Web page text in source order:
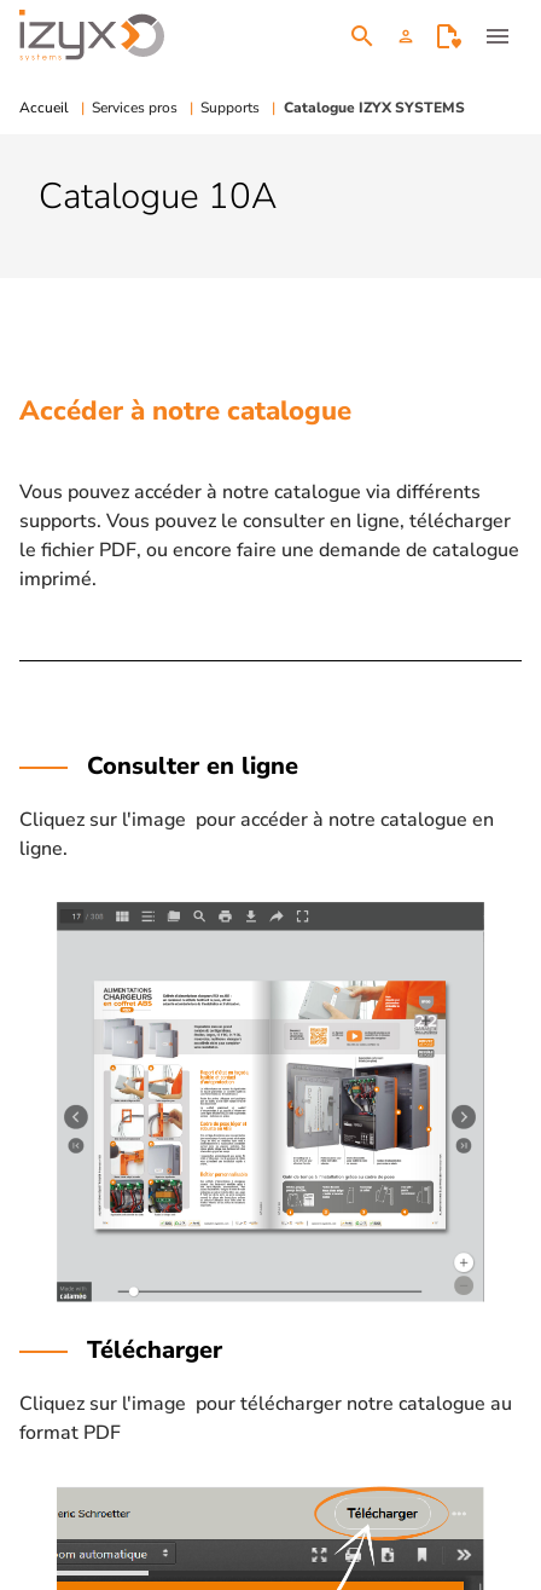
search person menu
Accueil Services pros Supports Catalogue IZYX SYSTEMS
Catalogue 10A
Accéder à notre catalogue
Vous pouvez accéder à notre catalogue via différents
supports. Vous pouvez le consulter en ligne, télécharger
le fichier PDF, ou encore faire une demande de catalogue
imprimé.
Consulter en ligne
Cliquez sur l'image pour accéder à notre catalogue en
ligne.
Télécharger
Cliquez sur l'image pour télécharger notre catalogue au
format PDF